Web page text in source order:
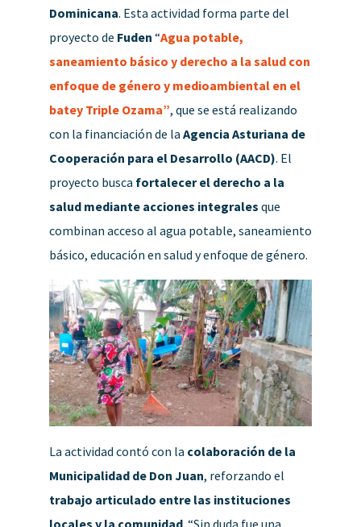
Dominicana. Esta actividad forma parte del
proyecto de Fuden “Agua potable,
saneamiento básico y derecho a la salud con
enfoque de género y medioambiental en el
batey Triple Ozama”, que se está realizando
con la financiación de la Agencia Asturiana de
Cooperación para el Desarrollo (AACD). El
proyecto busca fortalecer el derecho a la
salud mediante acciones integrales que
combinan acceso al agua potable, saneamiento
básico, educación en salud y enfoque de género.
La actividad contó con la colaboración de la
Municipalidad de Don Juan, reforzando el
trabajo articulado entre las instituciones
locales y la comunidad. “Sin duda fue una